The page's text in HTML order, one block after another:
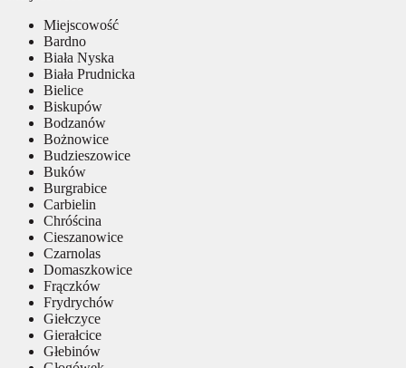
Miejscowość
Bardno
Biała Nyska
Biała Prudnicka
Bielice
Biskupów
Bodzanów
Bożnowice
Budzieszowice
Buków
Burgrabice
Carbielin
Chróścina
Cieszanowice
Czarnolas
Domaszkowice
Frączków
Frydrychów
Giełczyce
Gierałcice
Głebinów